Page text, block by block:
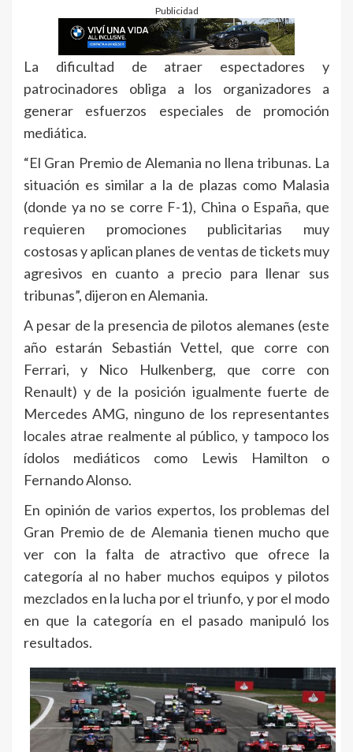
Publicidad
La dificultad de atraer espectadores y
patrocinadores obliga a los organizadores a
generar esfuerzos especiales de promoción
mediática.
“El Gran Premio de Alemania no llena tribunas. La
situación es similar a la de plazas como Malasia
(donde ya no se corre F-1), China o España, que
requieren promociones publicitarias muy
costosas y aplican planes de ventas de tickets muy
agresivos en cuanto a precio para llenar sus
tribunas”, dijeron en Alemania.
A pesar de la presencia de pilotos alemanes (este
año estarán Sebastián Vettel, que corre con
Ferrari, y Nico Hulkenberg, que corre con
Renault) y de la posición igualmente fuerte de
Mercedes AMG, ninguno de los representantes
locales atrae realmente al público, y tampoco los
ídolos mediáticos como Lewis Hamilton o
Fernando Alonso.
En opinión de varios expertos, los problemas del
Gran Premio de de Alemania tienen mucho que
ver con la falta de atractivo que ofrece la
categoría al no haber muchos equipos y pilotos
mezclados en la lucha por el triunfo, y por el modo
en que la categoría en el pasado manipuló los
resultados.